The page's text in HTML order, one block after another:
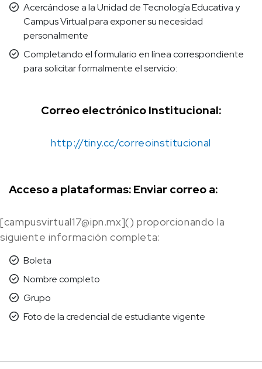
Acercándose a la Unidad de Tecnología Educativa y
Campus Virtual para exponer su necesidad
personalmente
Completando el formulario en línea correspondiente
para solicitar formalmente el servicio:
Correo electrónico Institucional:
http://tiny.cc/correoinstitucional
Acceso a plataformas: Enviar correo a:
[campusvirtual17@ipn.mx]() proporcionando la
siguiente información completa:
Boleta
Nombre completo
Grupo
Foto de la credencial de estudiante vigente